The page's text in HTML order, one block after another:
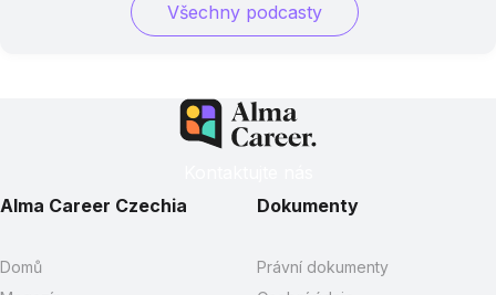
Všechny podcasty
Alma Career Czechia
Domů
Dokumenty
Právní dokumenty